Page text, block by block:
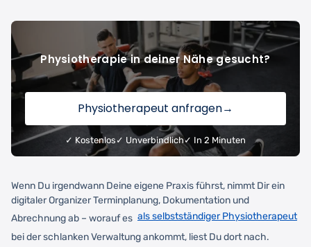
Physiotherapie in deiner Nähe gesucht?
Physiotherapeut anfragen→
✓ Kostenlos ✓ Unverbindlich✓ In 2 Minuten
Wenn Du irgendwann Deine eigene Praxis führst, nimmt Dir ein
digitaler Organizer Terminplanung, Dokumentation und
Abrechnung ab – worauf es als selbstständiger Physiotherapeut
bei der schlanken Verwaltung ankommt, liest Du dort nach.